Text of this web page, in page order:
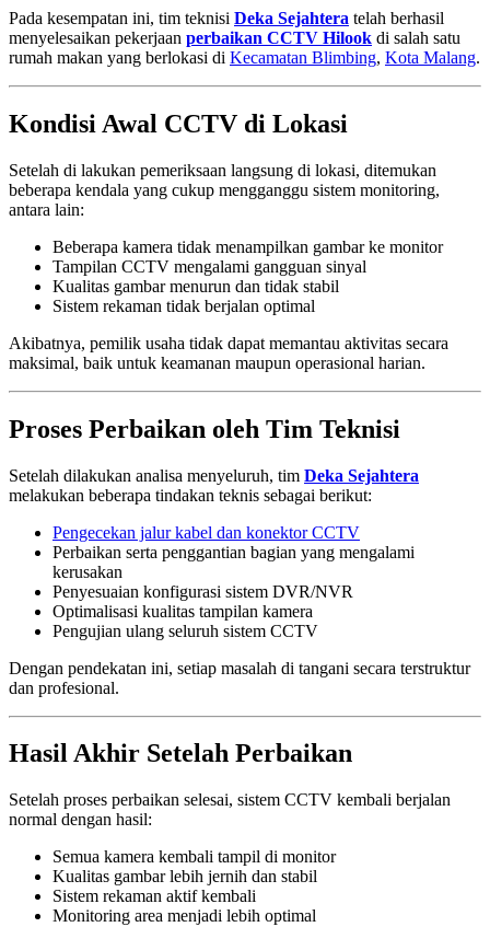
Pada kesempatan ini, tim teknisi Deka Sejahtera telah berhasil
menyelesaikan pekerjaan perbaikan CCTV Hilook di salah satu
rumah makan yang berlokasi di Kecamatan Blimbing, Kota Malang.
Kondisi Awal CCTV di Lokasi
Setelah di lakukan pemeriksaan langsung di lokasi, ditemukan
beberapa kendala yang cukup mengganggu sistem monitoring,
antara lain:
Beberapa kamera tidak menampilkan gambar ke monitor
Tampilan CCTV mengalami gangguan sinyal
Kualitas gambar menurun dan tidak stabil
Sistem rekaman tidak berjalan optimal
Akibatnya, pemilik usaha tidak dapat memantau aktivitas secara
maksimal, baik untuk keamanan maupun operasional harian.
Proses Perbaikan oleh Tim Teknisi
Setelah dilakukan analisa menyeluruh, tim Deka Sejahtera
melakukan beberapa tindakan teknis sebagai berikut:
Pengecekan jalur kabel dan konektor CCTV
Perbaikan serta penggantian bagian yang mengalami
kerusakan
Penyesuaian konfigurasi sistem DVR/NVR
Optimalisasi kualitas tampilan kamera
Pengujian ulang seluruh sistem CCTV
Dengan pendekatan ini, setiap masalah di tangani secara terstruktur
dan profesional.
Hasil Akhir Setelah Perbaikan
Setelah proses perbaikan selesai, sistem CCTV kembali berjalan
normal dengan hasil:
Semua kamera kembali tampil di monitor
Kualitas gambar lebih jernih dan stabil
Sistem rekaman aktif kembali
Monitoring area menjadi lebih optimal